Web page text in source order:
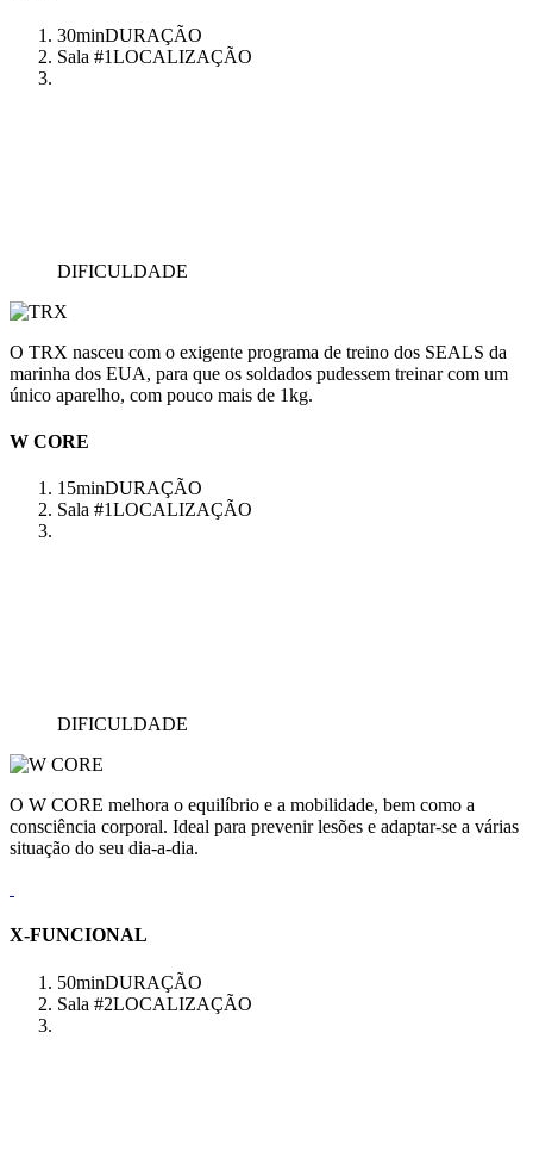
30minDURAÇÃO
Sala #1LOCALIZAÇÃO
DIFICULDADE
O TRX nasceu com o exigente programa de treino dos SEALS da
marinha dos EUA, para que os soldados pudessem treinar com um
único aparelho, com pouco mais de 1kg.
W CORE
15minDURAÇÃO
Sala #1LOCALIZAÇÃO
DIFICULDADE
O W CORE melhora o equilíbrio e a mobilidade, bem como a
consciência corporal. Ideal para prevenir lesões e adaptar-se a várias
situação do seu dia-a-dia.
X-FUNCIONAL
50minDURAÇÃO
Sala #2LOCALIZAÇÃO